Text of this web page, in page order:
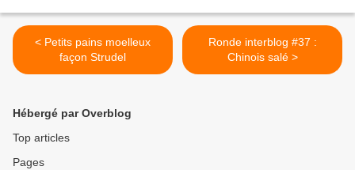
< Petits pains moelleux
façon Strudel
Ronde interblog #37 :
Chinois salé >
Hébergé par Overblog
Top articles
Pages